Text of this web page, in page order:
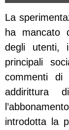
La
ha mancato
degli utenti,
principali
commenti di
addirittura
introdotta la